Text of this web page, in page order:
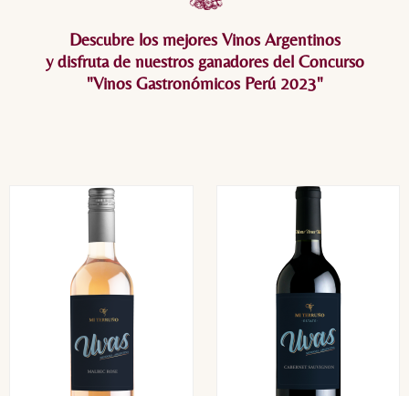
Descubre los mejores Vinos Argentinos
y disfruta de nuestros ganadores del Concurso
"Vinos Gastronómicos Perú 2023"